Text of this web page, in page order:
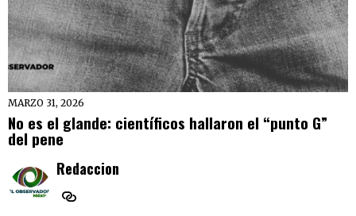
MARZO 31, 2026
No es el glande: científicos hallaron el “punto G”
del pene
Redaccion